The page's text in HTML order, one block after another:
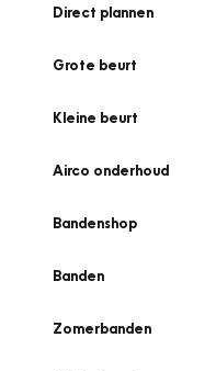
Direct plannen
Grote beurt
Kleine beurt
Airco onderhoud
Bandenshop
Banden
Zomerbanden